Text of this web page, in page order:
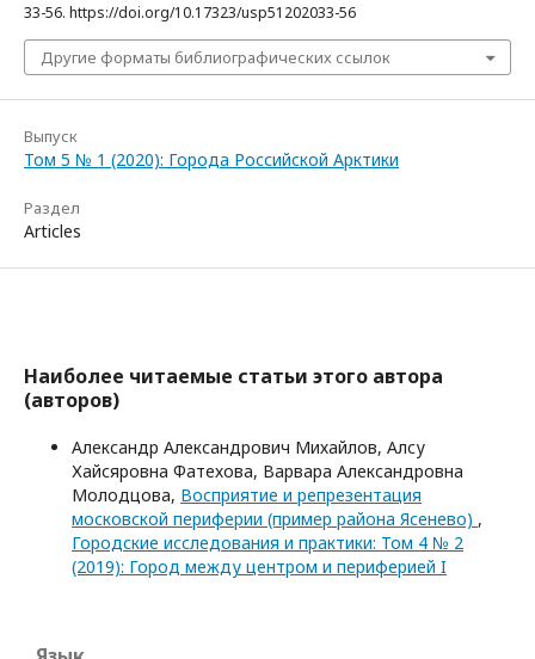
33-56. https://doi.org/10.17323/usp51202033-56
Другие форматы библиографических ссылок
Выпуск
Том 5 № 1 (2020): Города Российской Арктики
Раздел
Articles
Наиболее читаемые статьи этого автора
(авторов)
Александр Александрович Михайлов, Алсу
Хайсяровна Фатехова, Варвара Александровна
Молодцова, Восприятие и репрезентация
московской периферии (пример района Ясенево) ,
Городские исследования и практики: Том 4 № 2
(2019): Город между центром и периферией I